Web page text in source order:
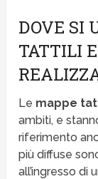
DOVE SI
TATTILI
Le mappe
ambiti, e
riferimento
più diffuse
all’ingresso di